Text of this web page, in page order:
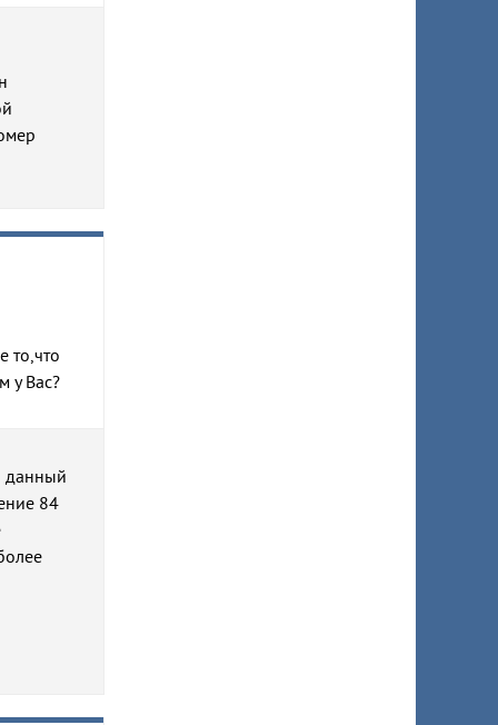
то,что
у Вас?
данный
84